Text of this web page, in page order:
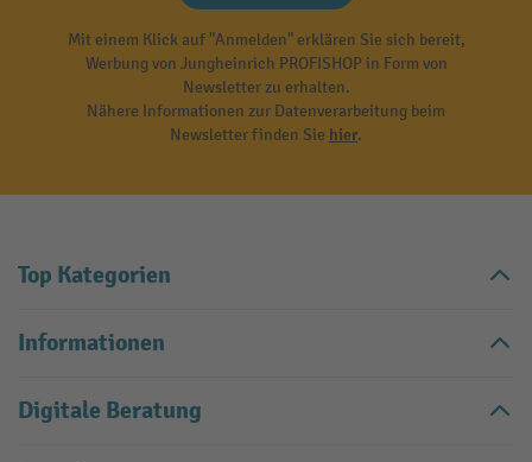
Mit einem Klick auf "Anmelden" erklären Sie sich bereit,
Werbung von Jungheinrich PROFISHOP in Form von
Newsletter zu erhalten.
Nähere Informationen zur Datenverarbeitung beim
Newsletter finden Sie hier.
Top Kategorien
Informationen
Digitale Beratung